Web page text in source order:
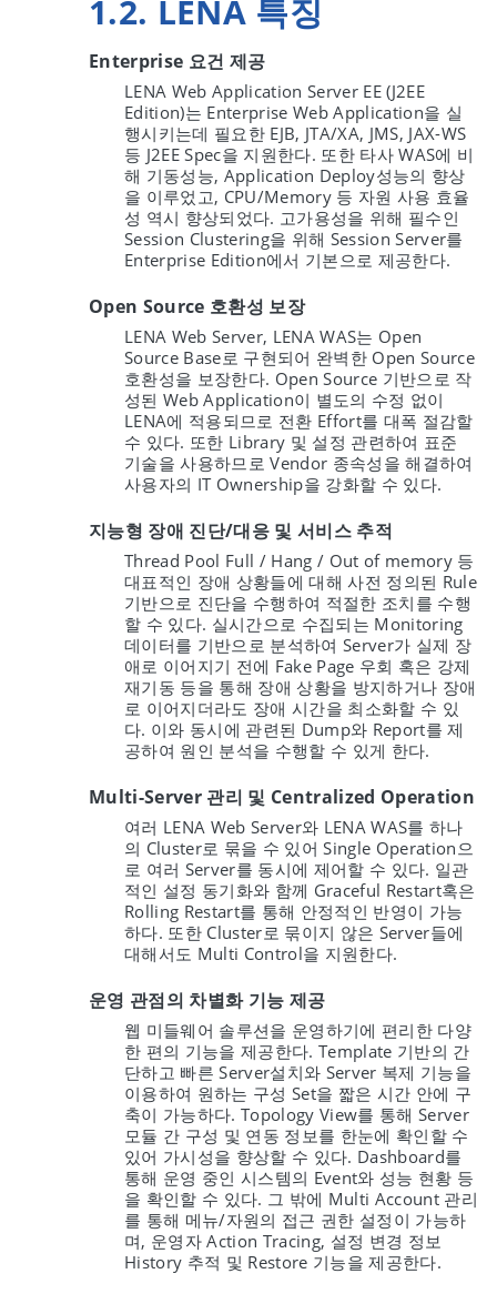
1.2. LENA 특징
Enterprise 요건 제공
LENA Web Application Server EE (J2EE
Edition)는 Enterprise Web Application을 실
행시키는데 필요한 EJB, JTA/XA, JMS, JAX-WS
등 J2EE Spec을 지원한다. 또한 타사 WAS에 비
해 기동성능, Application Deploy성능의 향상
을 이루었고, CPU/Memory 등 자원 사용 효율
성 역시 향상되었다. 고가용성을 위해 필수인
Session Clustering을 위해 Session Server를
Enterprise Edition에서 기본으로 제공한다.
Open Source 호환성 보장
LENA Web Server, LENA WAS는 Open
Source Base로 구현되어 완벽한 Open Source
호환성을 보장한다. Open Source 기반으로 작
성된 Web Application이 별도의 수정 없이
LENA에 적용되므로 전환 Effort를 대폭 절감할
수 있다. 또한 Library 및 설정 관련하여 표준
기술을 사용하므로 Vendor 종속성을 해결하여
사용자의 IT Ownership을 강화할 수 있다.
지능형 장애 진단/대응 및 서비스 추적
Thread Pool Full / Hang / Out of memory 등
대표적인 장애 상황들에 대해 사전 정의된 Rule
기반으로 진단을 수행하여 적절한 조치를 수행
할 수 있다. 실시간으로 수집되는 Monitoring
데이터를 기반으로 분석하여 Server가 실제 장
애로 이어지기 전에 Fake Page 우회 혹은 강제
재기동 등을 통해 장애 상황을 방지하거나 장애
로 이어지더라도 장애 시간을 최소화할 수 있
다. 이와 동시에 관련된 Dump와 Report를 제
공하여 원인 분석을 수행할 수 있게 한다.
Multi-Server 관리 및 Centralized Operation
여러 LENA Web Server와 LENA WAS를 하나
의 Cluster로 묶을 수 있어 Single Operation으
로 여러 Server를 동시에 제어할 수 있다. 일관
적인 설정 동기화와 함께 Graceful Restart혹은
Rolling Restart를 통해 안정적인 반영이 가능
하다. 또한 Cluster로 묶이지 않은 Server들에
대해서도 Multi Control을 지원한다.
운영 관점의 차별화 기능 제공
웹 미들웨어 솔루션을 운영하기에 편리한 다양
한 편의 기능을 제공한다. Template 기반의 간
단하고 빠른 Server설치와 Server 복제 기능을
이용하여 원하는 구성 Set을 짧은 시간 안에 구
축이 가능하다. Topology View를 통해 Server
모듈 간 구성 및 연동 정보를 한눈에 확인할 수
있어 가시성을 향상할 수 있다. Dashboard를
통해 운영 중인 시스템의 Event와 성능 현황 등
을 확인할 수 있다. 그 밖에 Multi Account 관리
를 통해 메뉴/자원의 접근 권한 설정이 가능하
며, 운영자 Action Tracing, 설정 변경 정보
History 추적 및 Restore 기능을 제공한다.